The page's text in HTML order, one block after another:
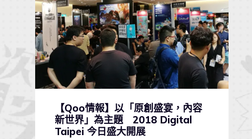
【Qoo情報】以「原創盛宴，內容
新世界」為主題 2018 Digital
Taipei 今日盛大開展